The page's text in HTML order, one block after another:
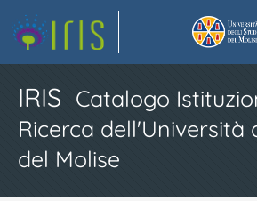
IRIS Catalogo
Ricerca dell'Università
del Molise